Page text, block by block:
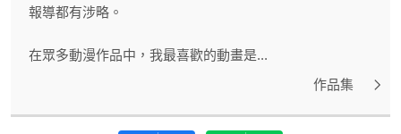
報導都有涉略。
在眾多動漫作品中，我最喜歡的動畫是...
作品集